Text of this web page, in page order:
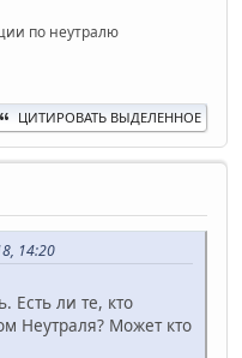
по неутралю
ЦИТИРОВАТЬ ВЫДЕЛЕННОЕ
14:20
ли те, кто
Неутраля? Может кто